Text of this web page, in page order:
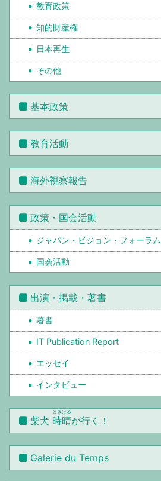
教育政策
知的財産権
日本再生
その他
基本政策
教育活動
海外視察報告
政策・国会活動
ジャパン・ビジョン・フォーラム
国会活動
出演・掲載・著書
著書
IT Publication Report
エッセイ
インタビュー
柴犬 時晴
ときはる
が行く！
Galerie du Temps